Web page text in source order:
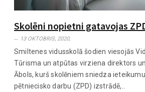
Skolēni nopietni gatavojas
13 OKTOBRIS, 2020,
Smiltenes vidusskolā šodien viesojās
Tūrisma un atpūtas virziena direktors
Ābols, kurš skolēniem sniedza
pētniecisko darbu (ZPD) izstrādē,..